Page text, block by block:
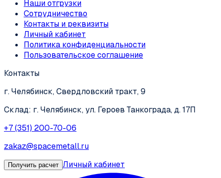
Наши отгрузки
Сотрудничество
Контакты и реквизиты
Личный кабинет
Политика конфиденциальности
Пользовательское соглашение
Контакты
г. Челябинск, Свердловский тракт, 9
Склад: г. Челябинск, ул. Героев Танкограда, д. 17П
+7 (351) 200-70-06
zakaz@spacemetall.ru
Получить расчет Личный кабинет